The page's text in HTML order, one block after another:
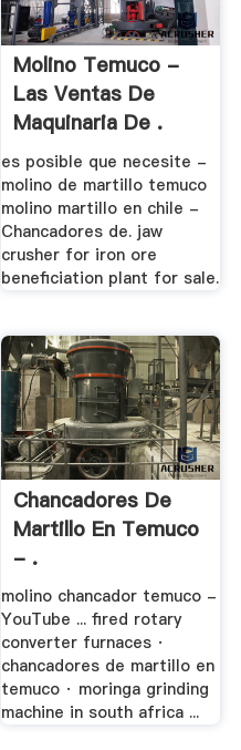
Molino Temuco -
Las Ventas De
Maquinaria De .
es posible que necesite -
molino de martillo temuco
molino martillo en chile -
Chancadores de. jaw
crusher for iron ore
beneficiation plant for sale.
Chancadores De
Martillo En Temuco
- .
molino chancador temuco -
YouTube ... fired rotary
converter furnaces ·
chancadores de martillo en
temuco · moringa grinding
machine in south africa ...